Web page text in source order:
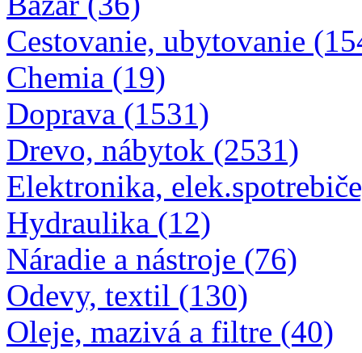
Cestovanie, ubytovanie
Chemia (19)
Doprava (1531)
Drevo, nábytok (2531)
Elektronika,
Hydraulika (12)
Náradie a nástroje (76)
Odevy, textil (130)
Oleje, mazivá a filtre (40)